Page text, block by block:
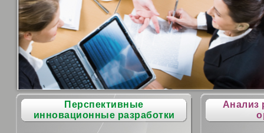
Перспективные
инновационные разработки
Анализ